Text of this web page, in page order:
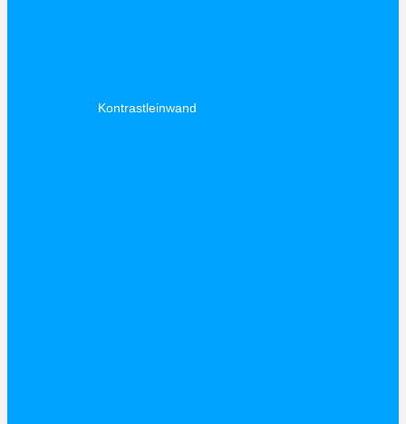
Kontrastleinwand